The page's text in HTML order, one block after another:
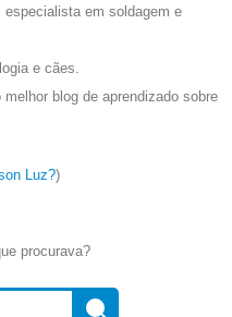
em soldagem e
e cães.
blog de aprendizado sobre
Luz?)
procurava?